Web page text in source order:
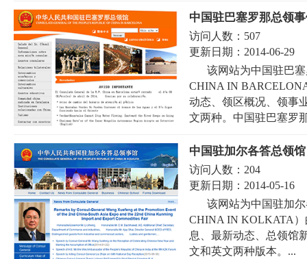
中国驻巴塞罗那总领
访问人数： 507
更新日期： 2014-06-29
该网站为中国驻巴
CHINA IN
动态、领区概况、领事
文两种。中国驻巴塞罗
中国驻加尔各答总领馆
访问人数： 204
更新日期： 2014-05-16
该网站为中国驻加
CHINA IN KOLKATA
息、最新动态、总领馆
文和英文两种版本。...